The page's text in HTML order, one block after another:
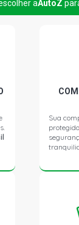
4V SOHC 4T
aAutoZ
Sua